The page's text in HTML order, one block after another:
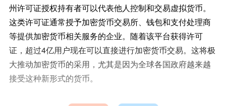
州许可证授权持有者可以代表他人控制和交易虚拟货币。
这类许可证通常授予加密货币交易所、钱包和支付处理商
等提供加密货币相关服务的企业。随着该平台获得许可
证，超过4亿用户现在可以直接进行加密货币交易。这将极
大推动加密货币的采用，尤其是因为全球各国政府越来越
接受这种新形式的货币。